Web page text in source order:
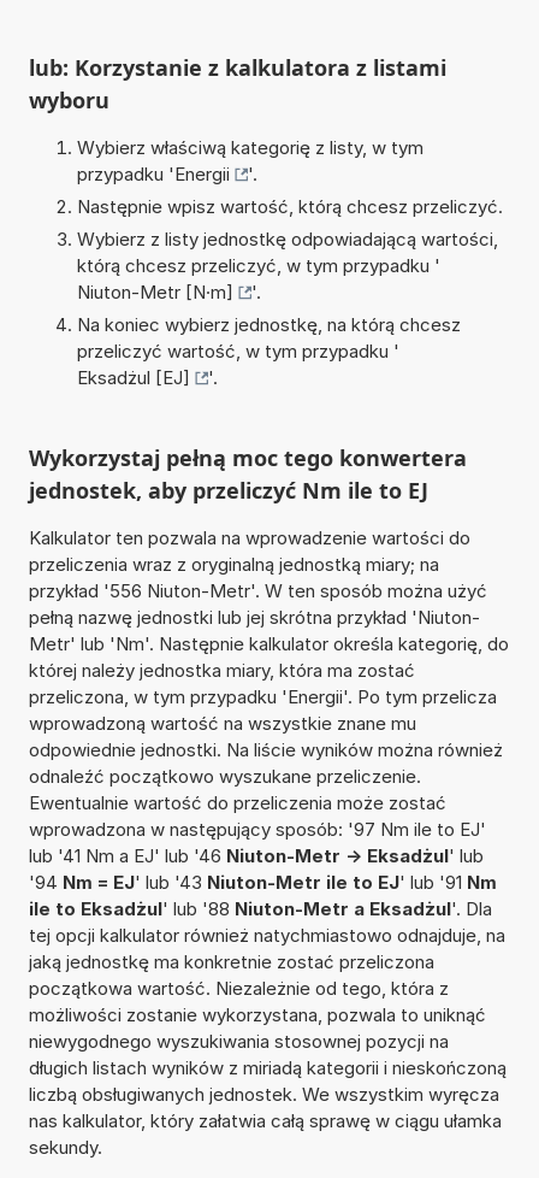
lub: Korzystanie z kalkulatora z listami
wyboru
Wybierz właściwą kategorię z listy, w tym
przypadku 'Energii
'.
Następnie wpisz wartość, którą chcesz przeliczyć.
Wybierz z listy jednostkę odpowiadającą wartości,
którą chcesz przeliczyć, w tym przypadku '
Niuton-Metr [N·m]
'.
Na koniec wybierz jednostkę, na którą chcesz
przeliczyć wartość, w tym przypadku '
Eksadżul [EJ]
'.
Wykorzystaj pełną moc tego konwertera
jednostek, aby przeliczyć Nm ile to EJ
Kalkulator ten pozwala na wprowadzenie wartości do
przeliczenia wraz z oryginalną jednostką miary; na
przykład '556 Niuton-Metr'. W ten sposób można użyć
pełną nazwę jednostki lub jej skrótna przykład 'Niuton-
Metr' lub 'Nm'. Następnie kalkulator określa kategorię, do
której należy jednostka miary, która ma zostać
przeliczona, w tym przypadku 'Energii'. Po tym przelicza
wprowadzoną wartość na wszystkie znane mu
odpowiednie jednostki. Na liście wyników można również
odnaleźć początkowo wyszukane przeliczenie.
Ewentualnie wartość do przeliczenia może zostać
wprowadzona w następujący sposób: '97 Nm ile to EJ'
lub '41 Nm a EJ' lub '46 Niuton-Metr -> Eksadżul' lub
'94 Nm = EJ' lub '43 Niuton-Metr ile to EJ' lub '91 Nm
ile to Eksadżul' lub '88 Niuton-Metr a Eksadżul'. Dla
tej opcji kalkulator również natychmiastowo odnajduje, na
jaką jednostkę ma konkretnie zostać przeliczona
początkowa wartość. Niezależnie od tego, która z
możliwości zostanie wykorzystana, pozwala to uniknąć
niewygodnego wyszukiwania stosownej pozycji na
długich listach wyników z miriadą kategorii i nieskończoną
liczbą obsługiwanych jednostek. We wszystkim wyręcza
nas kalkulator, który załatwia całą sprawę w ciągu ułamka
sekundy.